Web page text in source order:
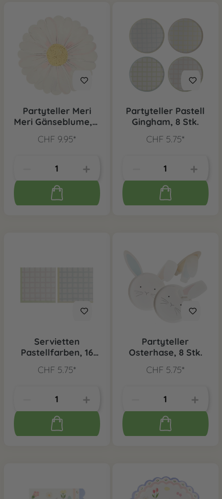
Partyteller Meri
Meri Gänseblume, 8
CHF 9.95*
Partyteller Pastell
Gingham, 8 Stk.
CHF 5.75*
Servietten
Pastellfarben, 16
CHF 5.75*
Partyteller
Osterhase, 8 Stk.
CHF 5.75*